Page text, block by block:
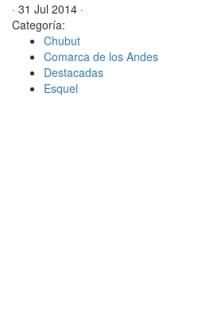
· 31 Jul 2014 ·
Categoría:
Chubut
Comarca de los Andes
Destacadas
Esquel